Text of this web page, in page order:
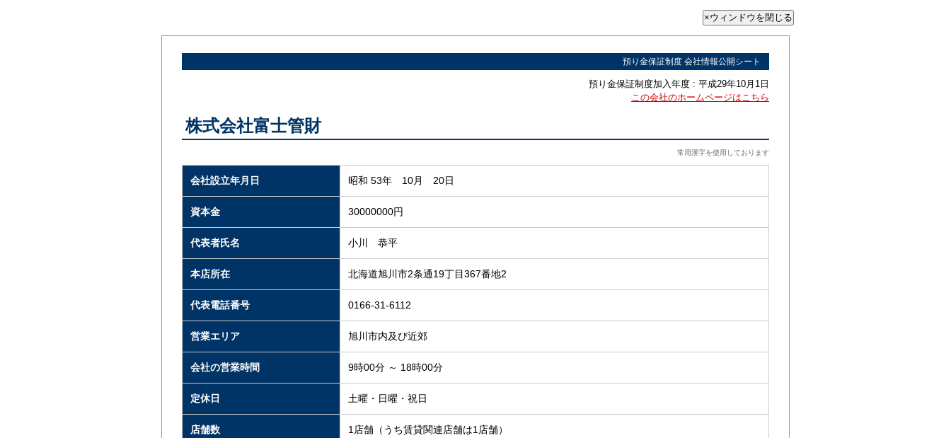
預り金保証制度 会社情報公開シート
預り金保証制度加入年度 : 平成29年10月1日
この会社のホームページはこちら
株式会社富士管財
常用漢字を使用しております
会社設立年月日 昭和 53年 10月 20日
資本金 30000000円
代表者氏名 小川 恭平
本店所在 北海道旭川市2条通19丁目367番地2
代表電話番号 0166-31-6112
営業エリア 旭川市内及び近郊
会社の営業時間 9時00分 ～ 18時00分
定休日 土曜・日曜・祝日
店舗数 1店舗（うち賃貸関連店舗は1店舗）